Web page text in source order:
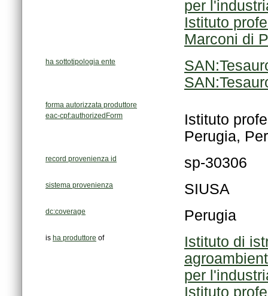
per
Marconi di
ha sottotipologia ente
forma autorizzata produttore
eac-cpf:authorizedForm
Perugia,
record provenienza id sp-30306
sistema provenienza SIUSA
dc:coverage Perugia
is ha produttore of
per